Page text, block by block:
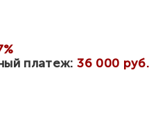
платеж:36 000 руб.